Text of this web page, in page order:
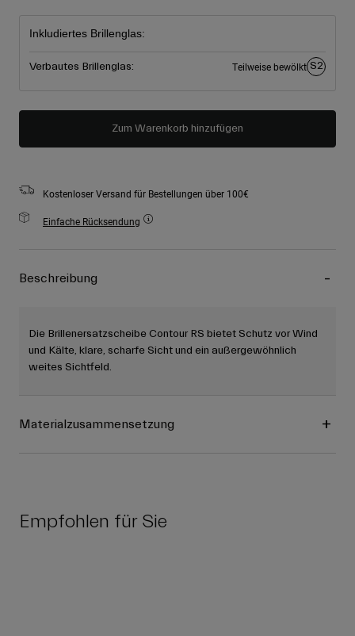
Inkludiertes Brillenglas:
Verbautes Brillenglas: Teilweise bewölkt S2
Zum Warenkorb hinzufügen
Kostenloser Versand für Bestellungen über 100€
Einfache Rücksendung
Beschreibung
Die Brillenersatzscheibe Contour RS bietet Schutz vor Wind
und Kälte, klare, scharfe Sicht und ein außergewöhnlich
weites Sichtfeld.
Materialzusammensetzung
Empfohlen für Sie